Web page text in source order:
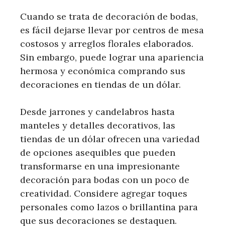
Cuando se trata de decoración de bodas,
es fácil dejarse llevar por centros de mesa
costosos y arreglos florales elaborados.
Sin embargo, puede lograr una apariencia
hermosa y económica comprando sus
decoraciones en tiendas de un dólar.
Desde jarrones y candelabros hasta
manteles y detalles decorativos, las
tiendas de un dólar ofrecen una variedad
de opciones asequibles que pueden
transformarse en una impresionante
decoración para bodas con un poco de
creatividad. Considere agregar toques
personales como lazos o brillantina para
que sus decoraciones se destaquen.